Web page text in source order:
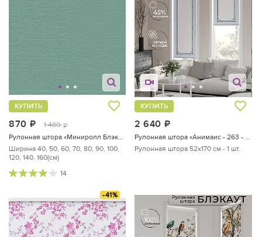
870 руб.
1 480 руб.
КУПИТЬ
Рулонная штора «Миниролл Блэкаут Сатин (малахитовый) - ширина 50 см.»
Ширина 40, 50, 60, 70, 80, 90, 100,
120, 140, 160(см)
14
2 640
КУПИТЬ
Рулонная штора «Анимаис - 263 - ширина 52 см»
Рулонная штора 52х170 см - 1 шт.
-41%